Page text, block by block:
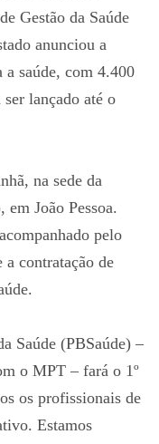
Gestão da Saúde
anunciou a
a saúde, com 4.400
lançado até o
na sede da
em João Pessoa.
pelo
a contratação de
Saúde (PBSaúde) –
o MPT – fará o 1º
os profissionais de
Estamos